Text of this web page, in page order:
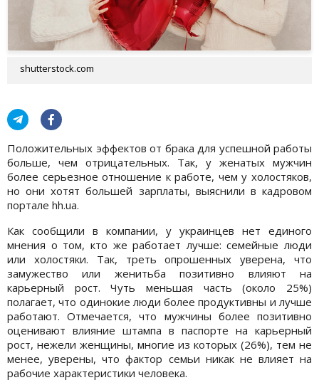
shutterstock.com
Положительных эффектов от брака для успешной работы
больше, чем отрицательных. Так, у женатых мужчин
более серьезное отношение к работе, чем у холостяков,
но они хотят большей зарплаты, выяснили в кадровом
портале hh.ua.
Как сообщили в компании, у украинцев нет единого
мнения о том, кто же работает лучше: семейные люди
или холостяки. Так, треть опрошенных уверена, что
замужество или женитьба позитивно влияют на
карьерный рост. Чуть меньшая часть (около 25%)
полагает, что одинокие люди более продуктивны и лучше
работают. Отмечается, что мужчины более позитивно
оценивают влияние штампа в паспорте на карьерный
рост, нежели женщины, многие из которых (26%), тем не
менее, уверены, что фактор семьи никак не влияет на
рабочие характеристики человека.